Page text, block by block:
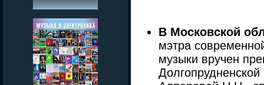
В Московской
мэтра
музыки вручен